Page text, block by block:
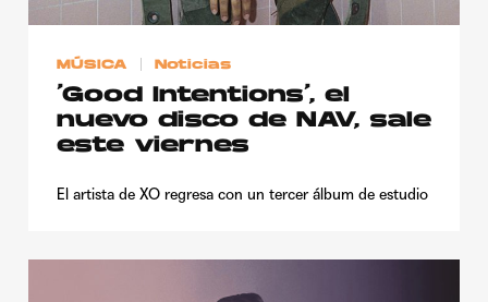
MÚSICA Noticias
‘Good Intentions’, el
nuevo disco de NAV, sale
este viernes
El artista de XO regresa con un tercer álbum de estudio